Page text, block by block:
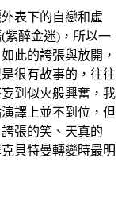
表下的自戀和虛
紫醉金迷)，所以一
此的誇張與放開，
很有故事的，往往
到似火般興奮，我
譯上並不到位，但
張的笑、天真的
貝特曼轉變時最明